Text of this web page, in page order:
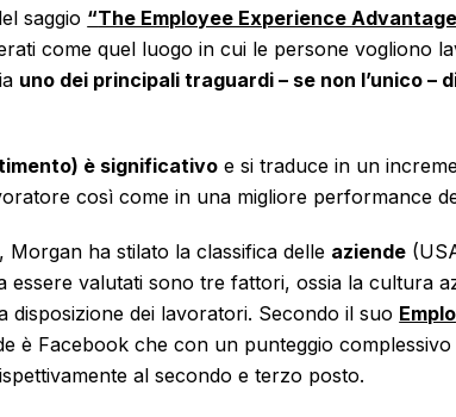
saggio “The Employee Experience Advantage
come quel luogo in cui le persone vogliono
uno dei principali traguardi – se non l’unico –
è significativo e si traduce in un
così come in una migliore performance
Morgan ha stilato la classifica delle aziende
essere valutati sono tre fattori, ossia la cultura
disposizione dei lavoratori. Secondo il suo
è Facebook che con un punteggio
al secondo e terzo posto.